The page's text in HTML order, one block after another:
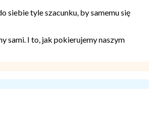
siebie tyle szacunku, by samemu się
sami. I to, jak pokierujemy naszym